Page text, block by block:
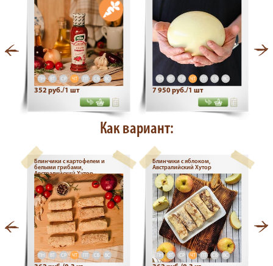
ПН ВТ СР ЧТ ПТ СБ ВС
352 руб./1 шт
ПН ВТ СР ЧТ ПТ СБ ВС
7 950 руб./1 шт
Как вариант:
Блинчики с картофелем и
белыми грибами,
Австралийский Хутор
ПН ВТ СР ЧТ СБ ВС
Блинчики с яблоком,
Австралийский Хутор
ПН ВТ СР ЧТ СБ ВС